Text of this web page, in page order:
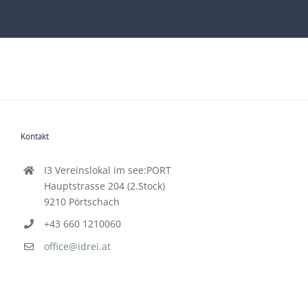
Kontakt
I3 Vereinslokal im see:PORT
Hauptstrasse 204 (2.Stock)
9210 Pörtschach
+43 660 1210060
office@idrei.at